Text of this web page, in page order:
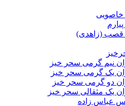
خاصویی
قصب (زاهدی)
نیم گرمی سحر خیز
یک گرمی سحر خیز
دو گرمی سحر خیز
یک مثقالی سحر خیز
عباس زاده